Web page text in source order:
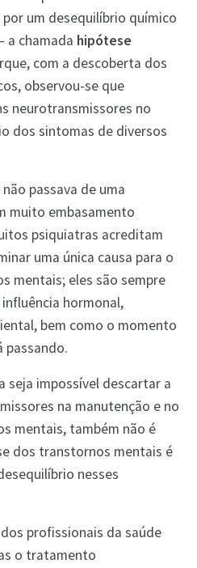
um desequilíbrio químico
a chamada hipótese
com a descoberta dos
observou-se que
neurotransmissores no
dos sintomas de diversos
passava de uma
muito embasamento
psiquiatras acreditam
uma única causa para o
mentais; eles são sempre
hormonal,
bem como o momento
passando.
seja impossível descartar a
na manutenção e no
mentais, também não é
dos transtornos mentais é
nesses
profissionais da saúde
o tratamento